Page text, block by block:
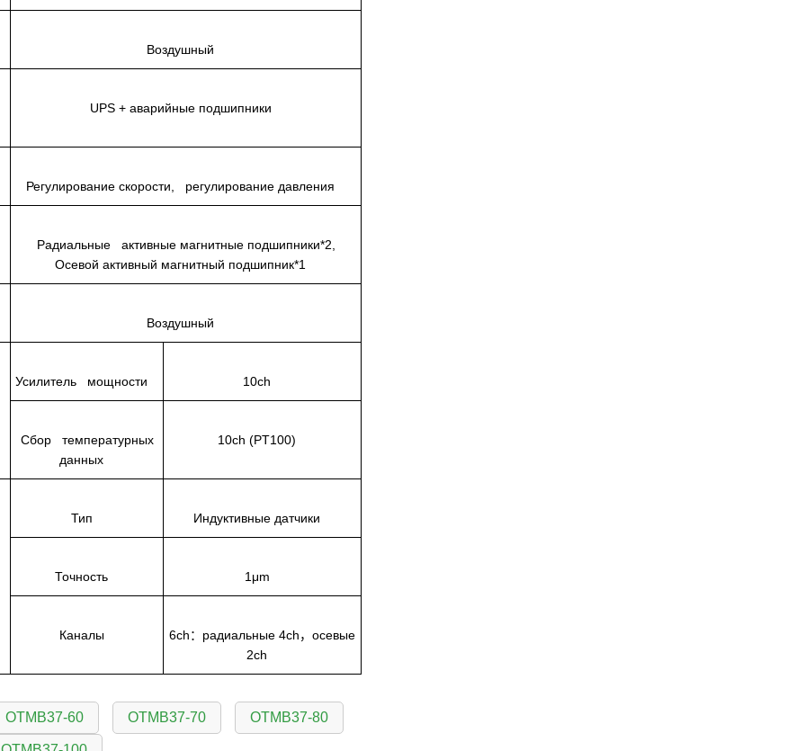
Воздушный
UPS + аварийные подшипники
Регулирование скорости, регулирование давления
Радиальные активные магнитные подшипники*2,
Осевой активный магнитный подшипник*1
Воздушный
Усилитель мощности 10ch
Сбор температурных
данных
10ch (PT100)
Тип Индуктивные датчики
Точность 1μm
Каналы
6ch：радиальные 4ch，осевые
2ch
OTMB37-60 OTMB37-70 OTMB37-80